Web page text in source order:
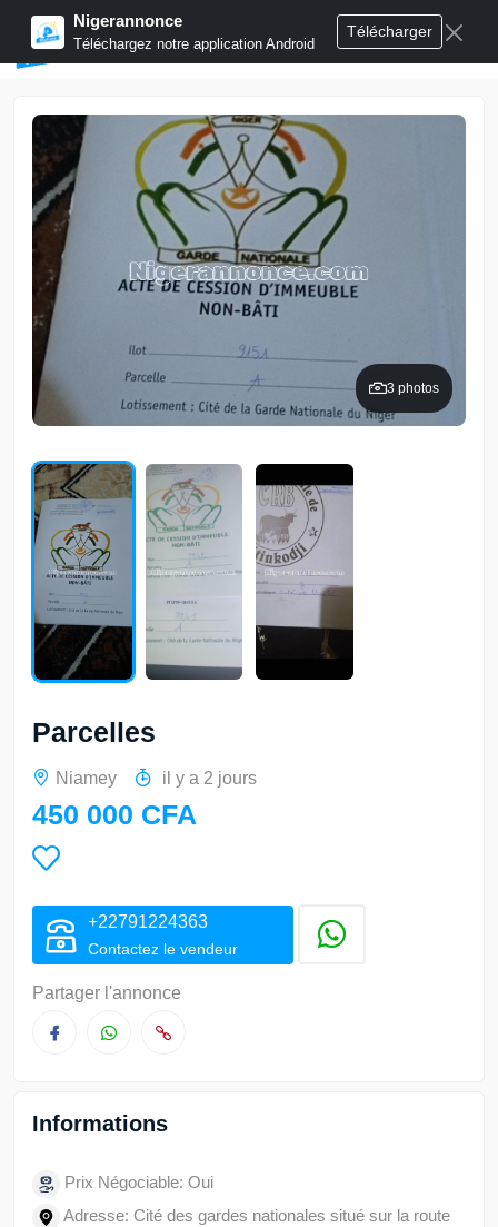
Nigerannonce
Téléchargez notre application Android
Télécharger
Publier annonces
3 photos
Parcelles
Niamey il y a 2 jours
450 000 CFA
+22791224363
Contactez le vendeur
Partager l'annonce
Informations
Prix Négociable: Oui
Adresse: Cité des gardes nationales situé sur la route